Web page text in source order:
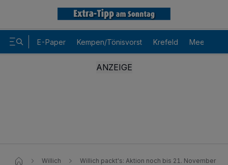
E-Paper Kempen/Tönisvorst Krefeld Meerbusch
Willich Willich packt's: Aktion noch bis 21. November